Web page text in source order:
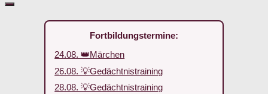
Fortbildungstermine:
24.08. 👑Märchen
26.08. 💡Gedächtnistraining
28.08. 💡Gedächtnistraining